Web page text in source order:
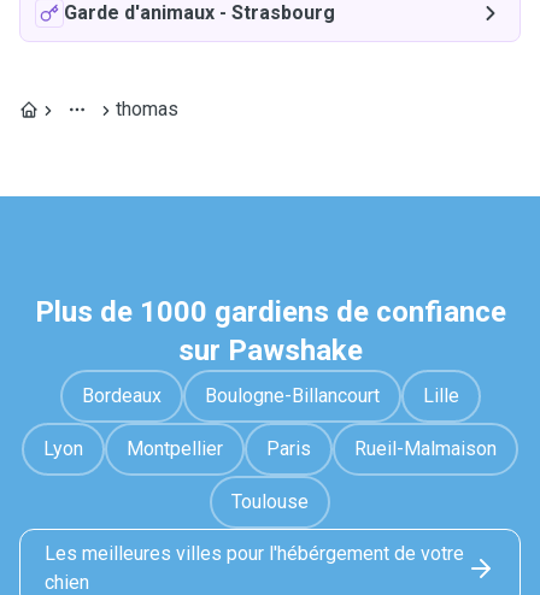
Garde d'animaux - Strasbourg
thomas
Plus de 1000 gardiens de confiance
sur Pawshake
Bordeaux Boulogne-Billancourt Lille
Lyon Montpellier Paris Rueil-Malmaison
Toulouse
Les meilleures villes pour l'hébérgement de votre
chien